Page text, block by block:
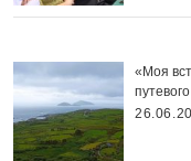
«Моя